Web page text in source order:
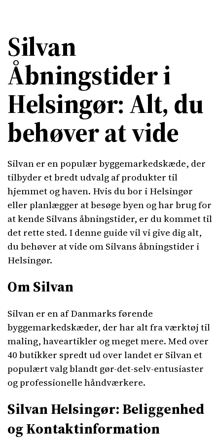
Silvan
Åbningstider i
Helsingør: Alt, du
behøver at vide
Silvan er en populær byggemarkedskæde, der
tilbyder et bredt udvalg af produkter til
hjemmet og haven. Hvis du bor i Helsingør
eller planlægger at besøge byen og har brug for
at kende Silvans åbningstider, er du kommet til
det rette sted. I denne guide vil vi give dig alt,
du behøver at vide om Silvans åbningstider i
Helsingør.
Om Silvan
Silvan er en af Danmarks førende
byggemarkedskæder, der har alt fra værktøj til
maling, haveartikler og meget mere. Med over
40 butikker spredt ud over landet er Silvan et
populært valg blandt gør-det-selv-entusiaster
og professionelle håndværkere.
Silvan Helsingør: Beliggenhed
og Kontaktinformation